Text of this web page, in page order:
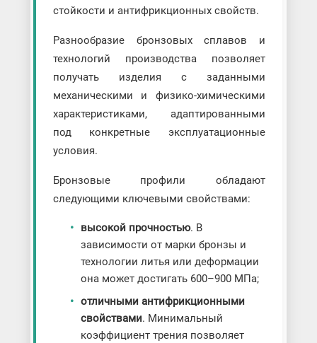
стойкости и антифрикционных свойств.
Разнообразие бронзовых сплавов и
технологий производства позволяет
получать изделия с заданными
механическими и физико-химическими
характеристиками, адаптированными
под конкретные эксплуатационные
условия.
Бронзовые профили обладают
следующими ключевыми свойствами:
высокой прочностью. В
зависимости от марки бронзы и
технологии литья или деформации
она может достигать 600–900 МПа;
отличными антифрикционными
свойствами. Минимальный
коэффициент трения позволяет